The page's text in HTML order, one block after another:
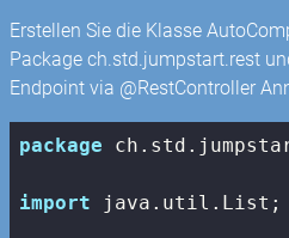
Erstellen Sie die Klasse
Package ch.std.jumpstart.rest
Endpoint via @RestController
package
import java.util.List;